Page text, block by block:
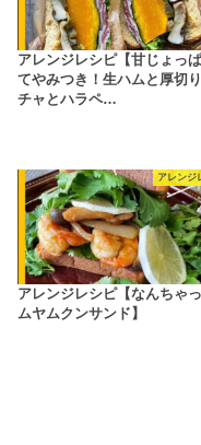
アレンジレシピ【甘じょっ
てやみつき！生ハムと厚切
チャとハラペ…
アレンジ
アレンジレシピ【なんちゃ
ムヤムクンサンド】